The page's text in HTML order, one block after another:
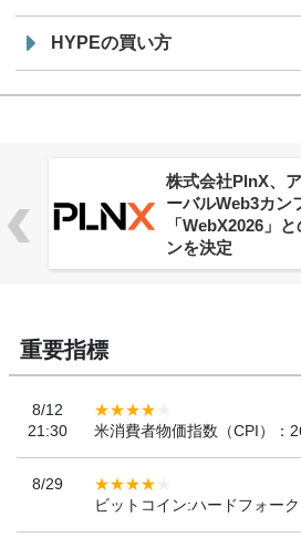
HYPEの買い方
株式会社PlnX、
ーバルWeb3カン
「WebX2026」
ンを決定
重要指標
8/12
21:30
米消費者物価指数（CPI）：
8/29
ビットコイン:ハードフォー